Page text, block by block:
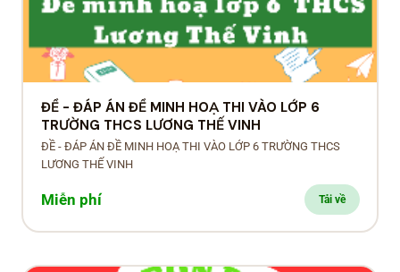
ĐỀ - ĐÁP ÁN ĐỀ MINH HOẠ THI VÀO LỚP 6
TRƯỜNG THCS LƯƠNG THẾ VINH
ĐỀ - ĐÁP ÁN ĐỀ MINH HOẠ THI VÀO LỚP 6 TRƯỜNG THCS
LƯƠNG THẾ VINH
Miễn phí Tải về